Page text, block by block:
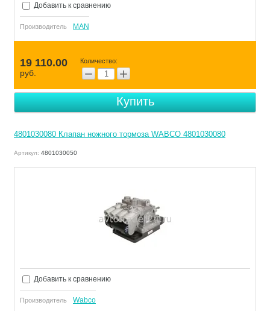
Добавить к сравнению
Производитель MAN
19 110.00
руб.
Количество:
− +
Купить
4801030080 Клапан ножного тормоза WABCO 4801030080
Артикул: 4801030050
Добавить к сравнению
Производитель Wabco